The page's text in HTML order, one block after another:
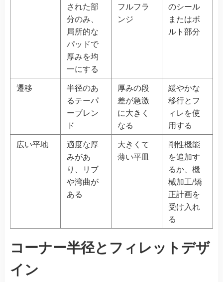
された部
分のみ、
局所的な
パッドで
厚みを均
一にする
フルフラ
ンジ
のシール
またはボ
ルト部分
遷移
半径のあ
るテーパ
ーブレン
ド
厚みの段
差が急激
に大きく
なる
緩やかな
移行とフ
ィレを使
用する
広い平地
適度な厚
みがあ
り、リブ
や湾曲が
ある
大きくて
薄い平皿
剛性機能
を追加す
るか、機
械加工/矯
正計画を
受け入れ
る
コーナー半径とフィレットデザ
イン